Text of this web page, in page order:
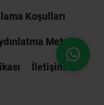
Koşulları
Metni
İletişim